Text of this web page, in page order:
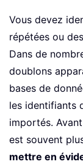
Vous devez
répétées ou des
Dans de
doublons
bases de
les identifiants
importés.
est souvent
mettre en